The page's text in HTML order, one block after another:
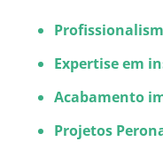
Expertise em
Acabamento
Projetos